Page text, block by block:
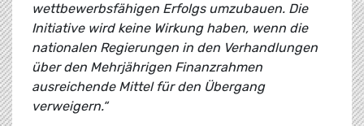
wettbewerbsfähigen Erfolgs umzubauen. Die
Initiative wird keine Wirkung haben, wenn die
nationalen Regierungen in den Verhandlungen
über den Mehrjährigen Finanzrahmen
ausreichende Mittel für den Übergang
verweigern.“